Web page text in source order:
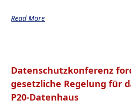
Read More
Datenschutzkonferenz
gesetzliche Regelung für
P20-Datenhaus